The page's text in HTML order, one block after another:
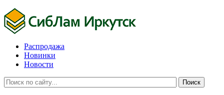
Распродажа
Новинки
Новости